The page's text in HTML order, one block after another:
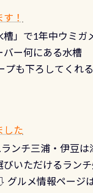
いる箇所なども
！ 特別天然記念
ウオ」です 大き
なりの確立で見る
注意事項】※ PADI
ディスティンク
でも、2027年1
を始めるきっかけ
限定企画です。
ンス 受講した
！
槽」で1年中ウミ
バー何にある水槽
プも下ろしてくれ
窓からも見ること
ます是非ご参加く
詳しくは 詳細はこ
した
ンチ三浦・伊豆
びいただけるラン
ルメ情報ページ